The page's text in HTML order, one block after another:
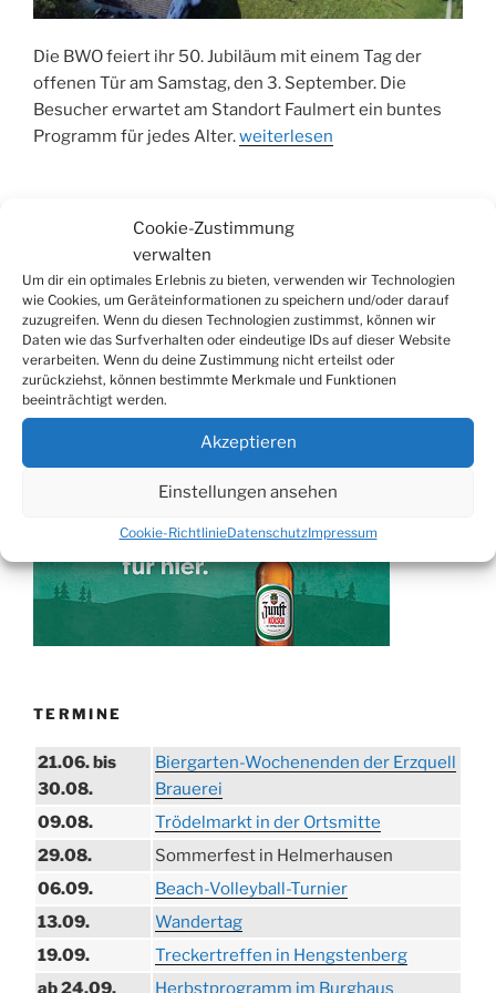
Cookie-Zustimmung
verwalten
Um dir ein optimales Erlebnis zu bieten, verwenden wir Technologien
wie Cookies, um Geräteinformationen zu speichern und/oder darauf
zuzugreifen. Wenn du diesen Technologien zustimmst, können wir
Daten wie das Surfverhalten oder eindeutige IDs auf dieser Website
verarbeiten. Wenn du deine Zustimmung nicht erteilst oder
zurückziehst, können bestimmte Merkmale und Funktionen
beeinträchtigt werden.
Akzeptieren
Einstellungen ansehen
Cookie-RichtlinieDatenschutzImpressum
Die BWO feiert ihr 50. Jubiläum mit einem Tag der
offenen Tür am Samstag, den 3. September. Die
Besucher erwartet am Standort Faulmert ein buntes
Programm für jedes Alter.„BWO
Tür
ein“
weiterlesen
Seitennummerierung
der
Beiträge
Seite
Suchen
nach:
WERBUNG
TERMINE
21.06. bis
30.08.
Biergarten-Wochenenden der Erzquell
Brauerei
09.08.
Trödelmarkt in der Ortsmitte
29.08.
Sommerfest in Helmerhausen
06.09.
Beach-Volleyball-Turnier
13.09.
Wandertag
19.09.
Treckertreffen in Hengstenberg
ab 24.09.
Herbstprogramm im Burghaus